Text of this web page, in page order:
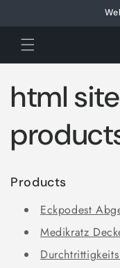
content
html
Products
Eckpodest
Medikratz